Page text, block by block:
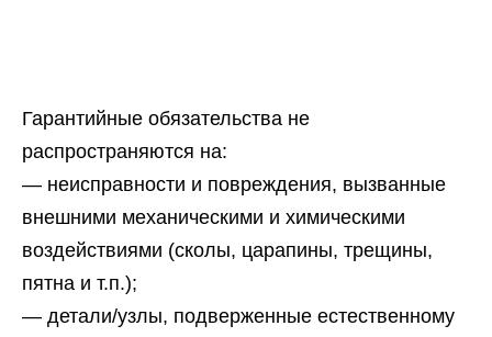
Гарантийные обязательства не
распространяются на:
— неисправности и повреждения, вызванные
внешними механическими и химическими
воздействиями (сколы, царапины, трещины,
пятна и т.п.);
— детали/узлы, подверженные естественному